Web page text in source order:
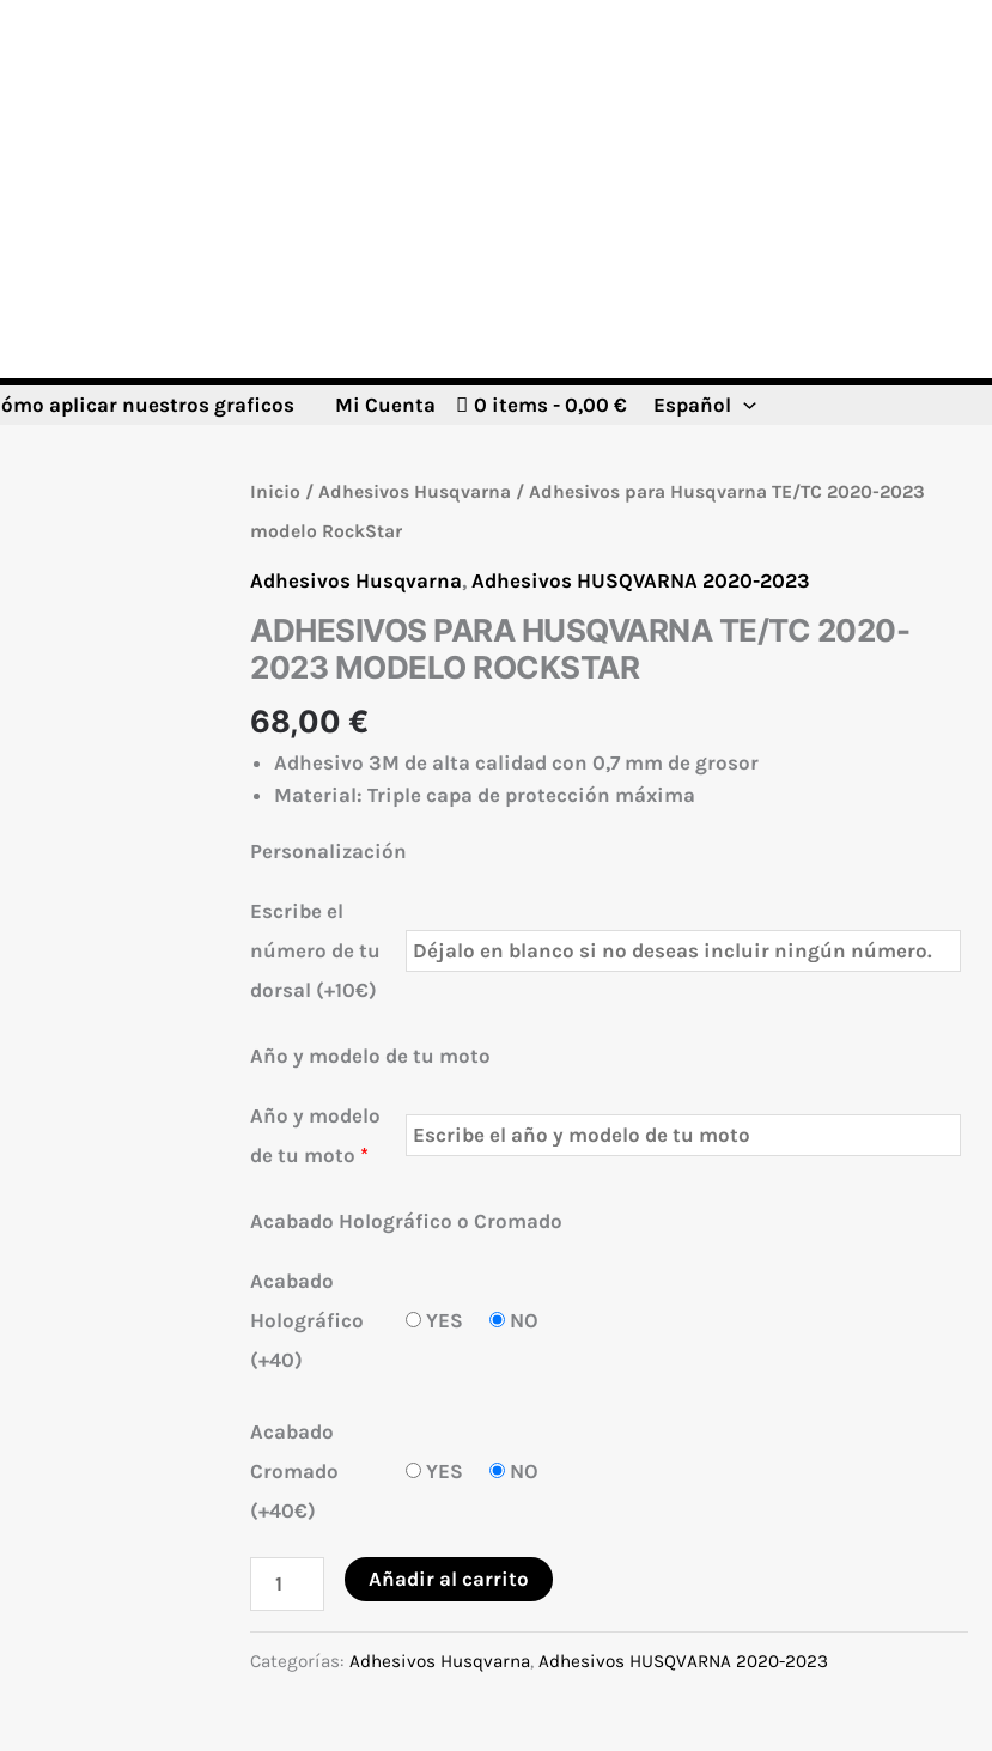
aplicar nuestros graficos Mi Cuenta 0 items 0,00 € Español
Inicio /Adhesivos Husqvarna / Adhesivos para Husqvarna TE/TC 2020-2023
modelo RockStar
Adhesivos Husqvarna,Adhesivos HUSQVARNA 2020-2023
ADHESIVOS PARA HUSQVARNA TE/TC 2020-
2023 MODELO ROCKSTAR
68,00 €
Adhesivo 3M de alta calidad con 0,7 mm de grosor
Material: Triple capa de protección máxima
Personalización
Escribe el
número de tu
dorsal (+10€)
Año y modelo de tu moto
Año y modelo
de tu moto *
Acabado Holográfico o Cromado
Acabado
Holográfico
(+40)
YES NO
Acabado
Cromado
(+40€)
YES NO
Adhesivos
para
Husqvarna
Añadir al carrito
Categorías:Adhesivos Husqvarna,Adhesivos HUSQVARNA 2020-2023